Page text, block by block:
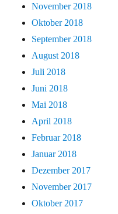
November 2018
Oktober 2018
September 2018
August 2018
Juli 2018
Juni 2018
Mai 2018
April 2018
Februar 2018
Januar 2018
Dezember 2017
November 2017
Oktober 2017